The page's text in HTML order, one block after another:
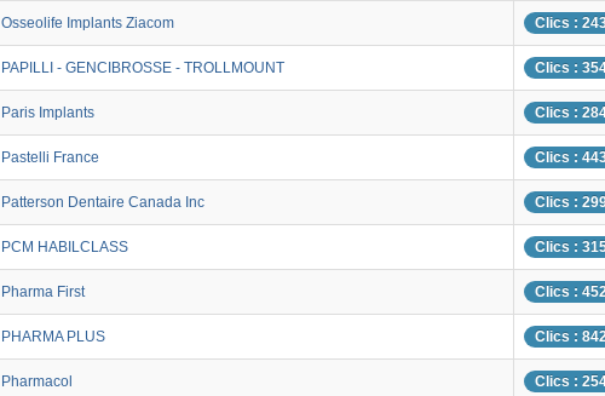
Osseolife Implants Ziacom Clics :
PAPILLI - GENCIBROSSE - TROLLMOUNT Clics :
Paris Implants Clics :
Pastelli France Clics :
Patterson Dentaire Canada Inc Clics :
PCM HABILCLASS Clics :
Pharma First Clics :
PHARMA PLUS Clics :
Pharmacol Clics :